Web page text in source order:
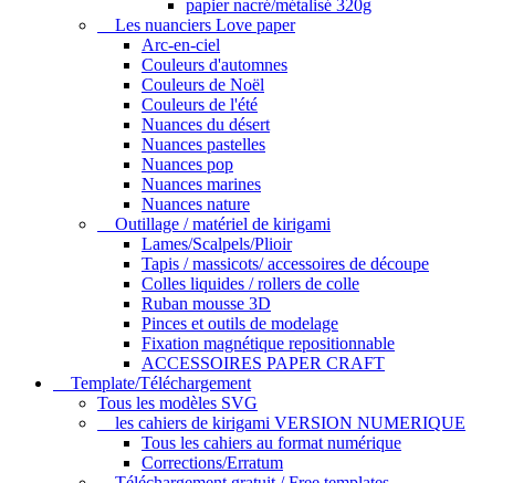
papier nacré/métalisé 320g
Les nuanciers Love paper
Arc-en-ciel
Couleurs d'automnes
Couleurs de Noël
Couleurs de l'été
Nuances du désert
Nuances pastelles
Nuances pop
Nuances marines
Nuances nature
Outillage / matériel de kirigami
Lames/Scalpels/Plioir
Tapis / massicots/ accessoires de découpe
Colles liquides / rollers de colle
Ruban mousse 3D
Pinces et outils de modelage
Fixation magnétique repositionnable
ACCESSOIRES PAPER CRAFT
Template/Téléchargement
Tous les modèles SVG
les cahiers de kirigami VERSION NUMERIQUE
Tous les cahiers au format numérique
Corrections/Erratum